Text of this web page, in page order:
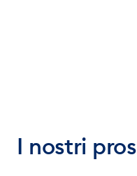
I nostri